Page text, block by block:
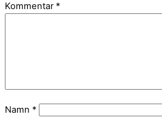
Kommentar *
Namn *